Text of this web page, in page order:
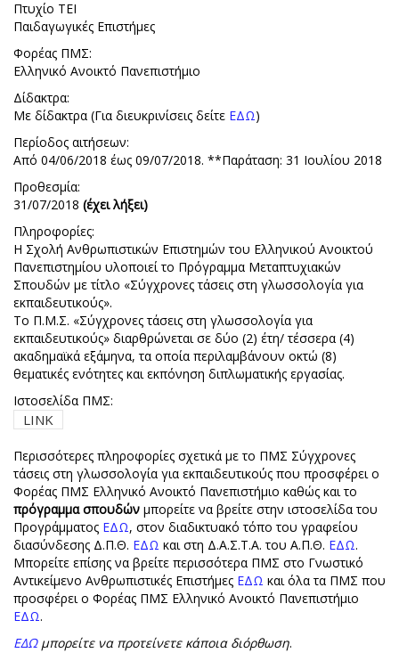
Πτυχίο ΤΕΙ
Παιδαγωγικές Επιστήμες
Φορέας ΠΜΣ:
Ελληνικό Ανοικτό Πανεπιστήμιο
Δίδακτρα:
Με δίδακτρα (Για διευκρινίσεις δείτε ΕΔΩ)
Περίοδος αιτήσεων:
Από 04/06/2018 έως 09/07/2018. **Παράταση: 31 Ιουλίου 2018
Προθεσμία:
31/07/2018 (έχει λήξει)
Πληροφορίες:
Η Σχολή Ανθρωπιστικών Επιστημών του Ελληνικού Ανοικτού
Πανεπιστημίου υλοποιεί το Πρόγραμμα Μεταπτυχιακών
Σπουδών με τίτλο «Σύγχρονες τάσεις στη γλωσσολογία για
εκπαιδευτικούς».
Το Π.Μ.Σ. «Σύγχρονες τάσεις στη γλωσσολογία για
εκπαιδευτικούς» διαρθρώνεται σε δύο (2) έτη/ τέσσερα (4)
ακαδημαϊκά εξάμηνα, τα οποία περιλαμβάνουν οκτώ (8)
θεματικές ενότητες και εκπόνηση διπλωματικής εργασίας.
Ιστοσελίδα ΠΜΣ:
LINK
Περισσότερες πληροφορίες σχετικά με το ΠΜΣ Σύγχρονες
τάσεις στη γλωσσολογία για εκπαιδευτικούς που προσφέρει ο
Φορέας ΠΜΣ Ελληνικό Ανοικτό Πανεπιστήμιο καθώς και το
πρόγραμμα σπουδών μπορείτε να βρείτε στην ιστοσελίδα του
Προγράμματος ΕΔΩ, στον διαδικτυακό τόπο του γραφείου
διασύνδεσης Δ.Π.Θ. ΕΔΩ και στη Δ.Α.Σ.Τ.Α. του Α.Π.Θ. ΕΔΩ.
Μπορείτε επίσης να βρείτε περισσότερα ΠΜΣ στο Γνωστικό
Αντικείμενο Ανθρωπιστικές Επιστήμες ΕΔΩ και όλα τα ΠΜΣ που
προσφέρει ο Φορέας ΠΜΣ Ελληνικό Ανοικτό Πανεπιστήμιο
ΕΔΩ.
ΕΔΩμπορείτε να προτείνετε κάποια διόρθωση.